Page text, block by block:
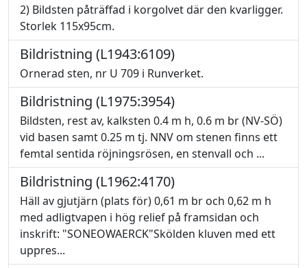
2) Bildsten påträffad i korgolvet där den kvarligger.
Storlek 115x95cm.
Bildristning (L1943:6109)
Ornerad sten, nr U 709 i Runverket.
Bildristning (L1975:3954)
Bildsten, rest av, kalksten 0.4 m h, 0.6 m br (NV-SÖ)
vid basen samt 0.25 m tj. NNV om stenen finns ett
femtal sentida röjningsrösen, en stenvall och ...
Bildristning (L1962:4170)
Häll av gjutjärn (plats för) 0,61 m br och 0,62 m h
med adligtvapen i hög relief på framsidan och
inskrift: "SONEOWAERCK"Skölden kluven med ett
uppres...